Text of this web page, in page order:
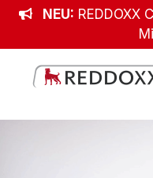
Zum
springen
NEU: REDDOXX